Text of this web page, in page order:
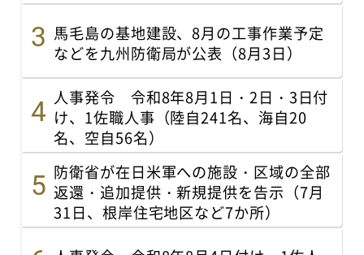
馬毛島の基地建設、8月の工事作業予定
などを九州防衛局が公表（8月3日）
人事発令 令和8年8月1日・2日・3日付
け、1佐職人事（陸自241名、海自20
名、空自56名）
防衛省が在日米軍への施設・区域の全部
返還・追加提供・新規提供を告示（7月
31日、根岸住宅地区など7か所）